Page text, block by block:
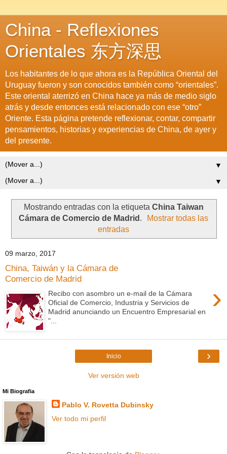
China - Reflexiones
Orientales 东方深思
Los habitantes de lo que ahora es la República Oriental del
Uruguay fueron y son conocidos también como “orientales”.
Este oriental aterrizó en China hace ya más de medio siglo
atrás y desde entonces está relacionado con ese “otro”
Oriente. Esta página pretende reflexionar, contar, compartir
pensamientos, historias y experiencias de China, de ayer y
del presente.
▼
▼
Mostrando entradas con la etiqueta China Taiwan
Cámara de Comercio de Madrid .
Mostrar todas las
entradas
09 marzo, 2017
China, Taiwán y la Cámara de
Comercio de Madrid
›
Recibo con asombro un e-mail de la Cámara
Oficial de Comercio, Industria y Servicios de
Madrid anunciando un Encuentro Empresarial en
"...
›
Inicio
Ver versión web
Mi Biografia
Pablo V. Rovetta Dubinsky
Ver todo mi perfil